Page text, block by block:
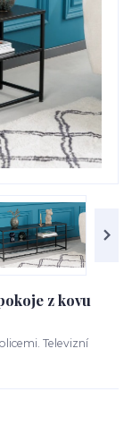
z kovu
Televizní